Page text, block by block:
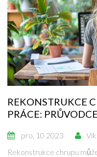
REKONSTRUKCE
PRÁCE:
pro, 10 2023
Rekonstrukce chrupu